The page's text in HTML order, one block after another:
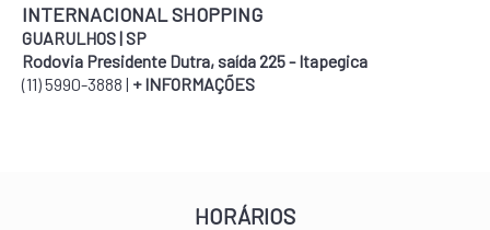
INTERNACIONAL SHOPPING
GUARULHOS | SP
Rodovia Presidente Dutra, saída 225 - Itapegica
(11) 5990-3888 | + INFORMAÇÕES
HORÁRIOS